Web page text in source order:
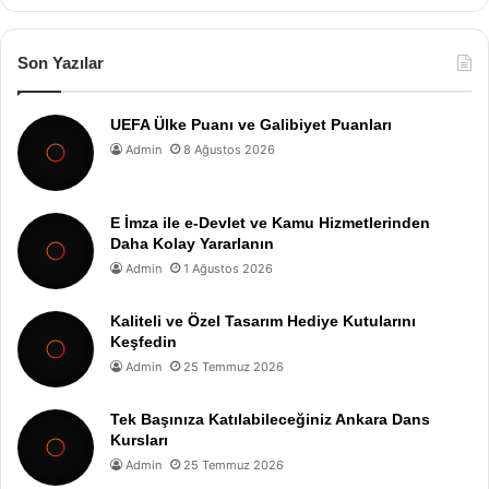
Son Yazılar
UEFA Ülke Puanı ve Galibiyet Puanları
Admin 8 Ağustos 2026
E İmza ile e-Devlet ve Kamu Hizmetlerinden
Daha Kolay Yararlanın
Admin 1 Ağustos 2026
Kaliteli ve Özel Tasarım Hediye Kutularını
Keşfedin
Admin 25 Temmuz 2026
Tek Başınıza Katılabileceğiniz Ankara Dans
Kursları
Admin 25 Temmuz 2026